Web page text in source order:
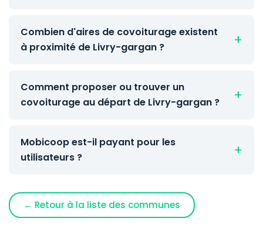
Combien d'aires de covoiturage existent
à proximité de Livry-gargan ?
Comment proposer ou trouver un
covoiturage au départ de Livry-gargan ?
Mobicoop est-il payant pour les
utilisateurs ?
← Retour à la liste des communes